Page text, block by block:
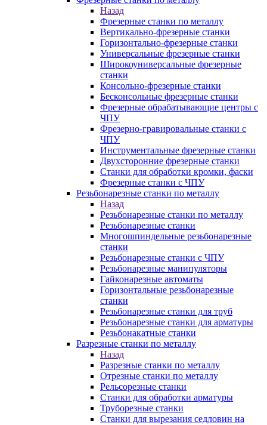
Назад
Фрезерные станки по металлу
Вертикально-фрезерные станки
Горизонтально-фрезерные станки
Универсальные фрезерные станки
Широкоуниверсальные фрезерные
станки
Консольно-фрезерные станки
Бесконсольные фрезерные станки
Фрезерные обрабатывающие центры с
ЧПУ
Фрезерно-гравировальные станки с
ЧПУ
Инструментальные фрезерные станки
Двухсторонние фрезерные станки
Станки для обработки кромки, фаски
Фрезерные станки с ЧПУ
Резьбонарезные станки по металлу
Назад
Резьбонарезные станки по металлу
Резьбонарезные станки
Многошпиндельные резьбонарезные
станки
Резьбонарезные станки с ЧПУ
Резьбонарезные манипуляторы
Гайконарезные автоматы
Горизонтальные резьбонарезные
станки
Резьбонарезные станки для труб
Резьбонарезные станки для арматуры
Резьбонакатные станки
Разрезные станки по металлу
Назад
Разрезные станки по металлу
Отрезные станки по металлу
Рельсорезные станки
Станки для обработки арматуры
Труборезные станки
Станки для вырезания седловин на